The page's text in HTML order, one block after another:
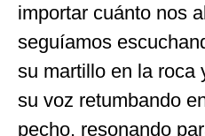
importar cuánto nos
seguíamos
su martillo en la roca
su voz retumbando
pecho, resonando